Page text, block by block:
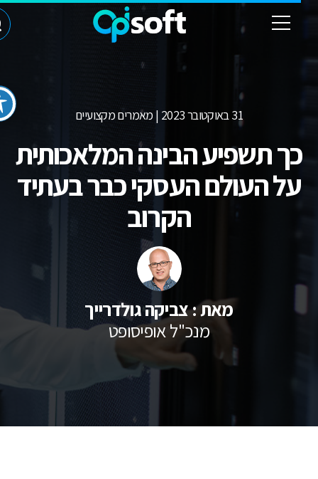
תשפיע הבינה המלאכותית
על העולם העסקי כבר בעתיד
הקרוב
מאת : צביקה גולדרייך
מנכ"ל אופיסופט